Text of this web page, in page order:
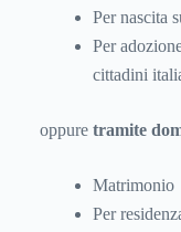
Per nascita
Per
cittadini
oppure tramite
Matrimonio
Per